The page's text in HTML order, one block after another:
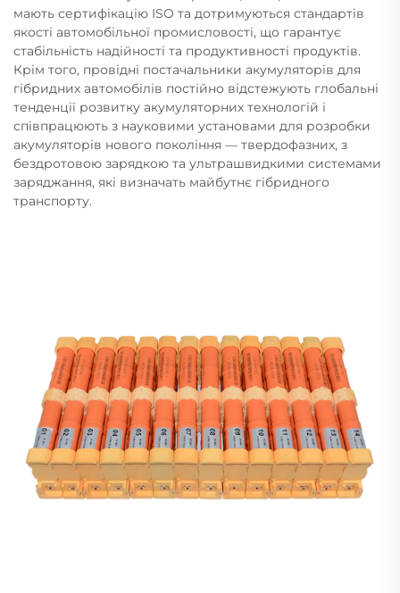
мають сертифікацію ISO та дотримуються стандартів
якості автомобільної промисловості, що гарантує
стабільність надійності та продуктивності продуктів.
Крім того, провідні постачальники акумуляторів для
гібридних автомобілів постійно відстежують глобальні
тенденції розвитку акумуляторних технологій і
співпрацюють з науковими установами для розробки
акумуляторів нового покоління — твердофазних, з
бездротовою зарядкою та ультрашвидкими системами
заряджання, які визначать майбутнє гібридного
транспорту.